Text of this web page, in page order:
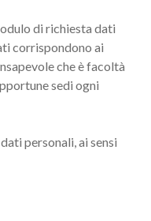
di richiesta dati
corrispondono ai
che è facoltà
sedi ogni
personali, ai sensi